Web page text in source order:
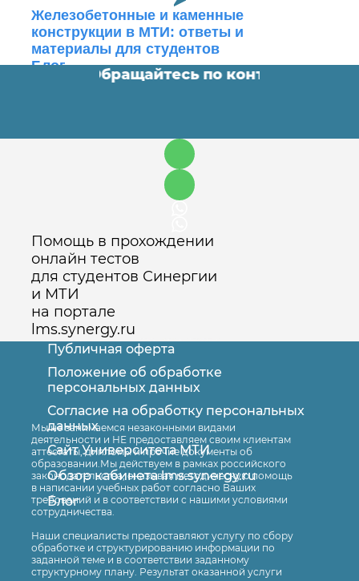
Железобетонные и каменные
конструкции в МТИ: ответы и
материалы для студентов
Блог
работы. Обращайтесь по контактам ⬇️
Помощь в прохождении
онлайн тестов
для студентов Синергии
и МТИ
на портале
lms.synergy.ru
Оставить заявку
Публичная оферта
Положение об обработке
персональных данных
Согласие на обработку персональных
данных
Сайт Университета МТИ
Обзор кабинета lms.synergy.ru
Блог
Мы не занимаемся незаконными видами
деятельности и НЕ предоставляем своим клиентам
аттестаты, дипломы и прочие документы об
образовании.Мы действуем в рамках российского
законодательства, оказывая методическую помощь
в написании учебных работ согласно Ваших
требований и в соответствии с нашими условиями
сотрудничества.
Наши специалисты предоставляют услугу по сбору
обработке и структурированию информации по
заданной теме и в соответствии заданному
структурному плану. Результат оказанной услуги